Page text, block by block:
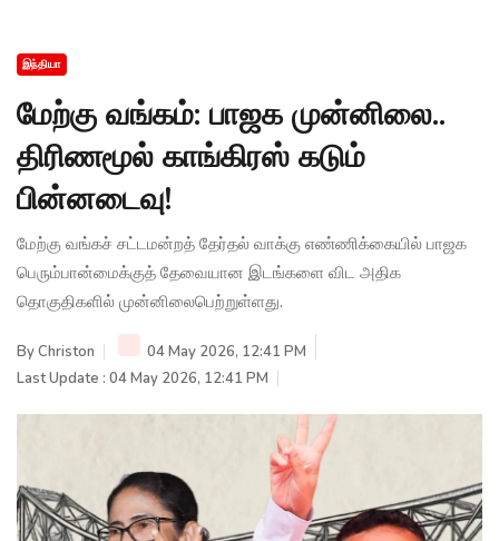
இந்தியா
மேற்கு வங்கம்: பாஜக முன்னிலை..
திரிணமூல் காங்கிரஸ் கடும்
பின்னடைவு!
மேற்கு வங்கச் சட்டமன்றத் தேர்தல் வாக்கு எண்ணிக்கையில் பாஜக
பெரும்பான்மைக்குத் தேவையான இடங்களை விட அதிக
தொகுதிகளில் முன்னிலைபெற்றுள்ளது.
ByChriston
04 May 2026, 12:41 PM
Last Update : 04 May 2026, 12:41 PM